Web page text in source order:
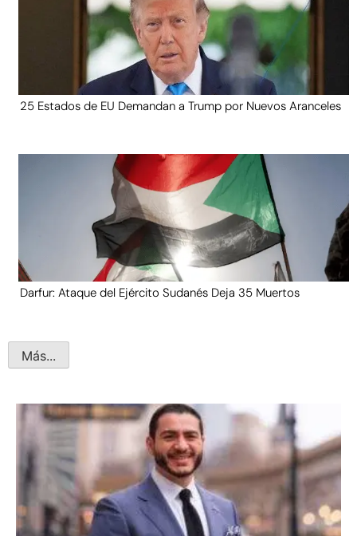
25 Estados de EU Demandan a Trump por Nuevos Aranceles
Darfur: Ataque del Ejército Sudanés Deja 35 Muertos
Más...